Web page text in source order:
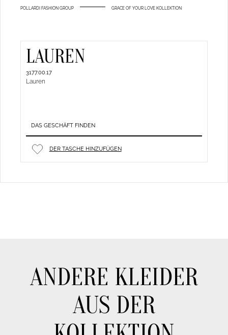
POLLARDI FASHION GROUP GRACE OF YOUR LOVE KOLLEKTION
LAUREN
3177.00.17
Lauren
DAS GESCHÄFT FINDEN
DER TASCHE HINZUFÜGEN
ANDERE KLEIDER
AUS DER